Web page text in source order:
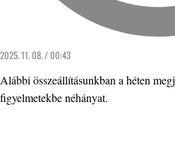
2025. 11. 08. / 00:43
Alábbi összeállításunkban a héten
figyelmetekbe néhányat.